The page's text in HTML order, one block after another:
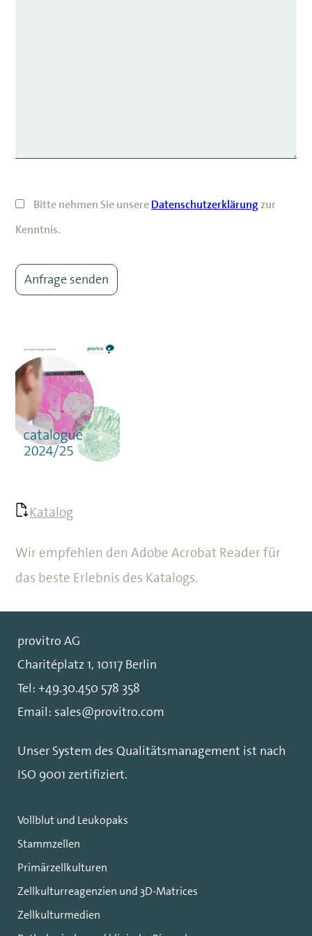
Bitte nehmen Sie unsereDatenschutzerklärungzur
Kenntnis.
Katalog
Wir empfehlen den Adobe Acrobat Reader für
das beste Erlebnis des Katalogs.
provitro AG
Charitéplatz 1, 10117 Berlin
Tel: +49.30.450 578 358
Email: sales@provitro.com
Unser System des Qualitätsmanagement ist nach
ISO 9001 zertifiziert.
Vollblut und Leukopaks
Stammzellen
Primärzellkulturen
Zellkulturreagenzien und 3D-Matrices
Zellkulturmedien